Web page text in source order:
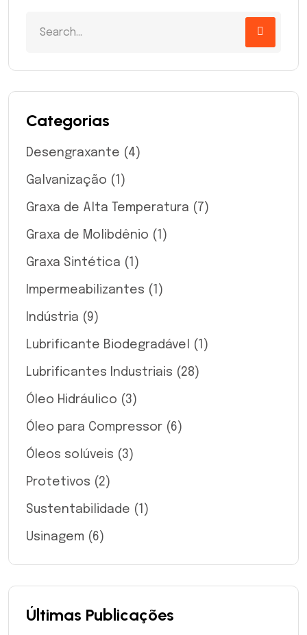
Categorias
Desengraxante (4)
Galvanização (1)
Graxa de Alta Temperatura (7)
Graxa de Molibdênio (1)
Graxa Sintética (1)
Impermeabilizantes (1)
Indústria (9)
Lubrificante Biodegradável (1)
Lubrificantes Industriais (28)
Óleo Hidráulico (3)
Óleo para Compressor (6)
Óleos solúveis (3)
Protetivos (2)
Sustentabilidade (1)
Usinagem (6)
Últimas Publicações